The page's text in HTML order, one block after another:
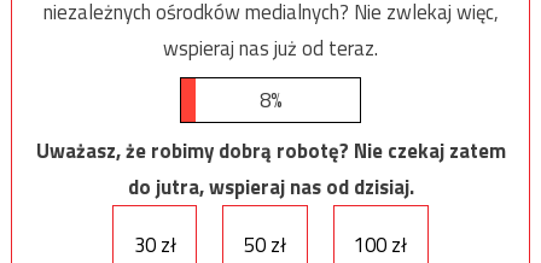
niezależnych ośrodków medialnych? Nie zwlekaj więc,
wspieraj nas już od teraz.
8%
Uważasz, że robimy dobrą robotę? Nie czekaj zatem
do jutra, wspieraj nas od dzisiaj.
30 zł
50 zł 100 zł